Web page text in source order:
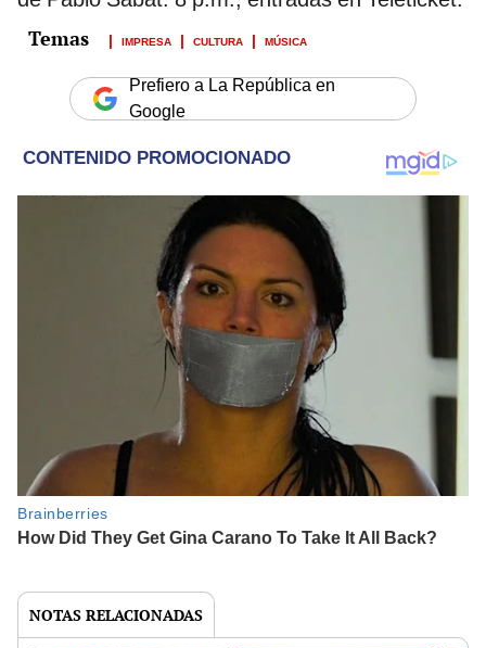
IMPRESA CULTURA MÚSICA
Prefiero a La República en
Google
NOTAS RELACIONADAS